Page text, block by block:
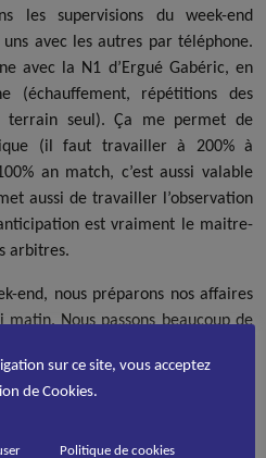
les supervisions du week-end
avec les autres par téléphone.
avec la N1 d’Ergué Gabéric, en
(échauffement, répétitions des
seul). Ça me permet de
(il faut travailler à 200% à
an match, c’est aussi valable
aussi de travailler l’observation
est vraiment le maitre-
arbitres.
end, nous préparons nos affaires
Nous passons beaucoup de
soit à l’hôtel soit chez nous. En
les autres arbitres dès le samedi
du peu de temps qu’il nous
sur ce site, vous acceptez
de Cookies.
Politique de cookies